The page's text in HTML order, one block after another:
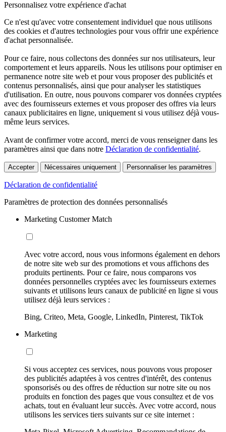
Personnalisez votre expérience d'achat
Ce n'est qu'avec votre consentement individuel que nous utilisons
des cookies et d'autres technologies pour vous offrir une expérience
d'achat personnalisée.
Pour ce faire, nous collectons des données sur nos utilisateurs, leur
comportement et leurs appareils. Nous les utilisons pour optimiser en
permanence notre site web et pour vous proposer des publicités et
contenus personnalisés, ainsi que pour analyser les statistiques
d'utilisation. En outre, nous pouvons comparer vos données cryptées
avec des fournisseurs externes et vous proposer des offres via leurs
canaux publicitaires en ligne, uniquement si vous utilisez déjà vous-
même leurs services.
Avant de confirmer votre accord, merci de vous renseigner dans les
paramètres ainsi que dans notre Déclaration de confidentialité.
Accepter Nécessaires uniquement Personnaliser les paramètres
Déclaration de confidentialité
Paramètres de protection des données personnalisés
Marketing Customer Match
Avec votre accord, nous vous informons également en dehors
de notre site web sur des promotions et vous affichons des
produits pertinents. Pour ce faire, nous comparons vos
données personnelles cryptées avec les fournisseurs externes
suivants et utilisons leurs canaux de publicité en ligne si vous
utilisez déjà leurs services :
Bing, Criteo, Meta, Google, LinkedIn, Pinterest, TikTok
Marketing
Si vous acceptez ces services, nous pouvons vous proposer
des publicités adaptées à vos centres d'intérêt, des contenus
sponsorisés ou des offres de réduction sur notre site ou nos
produits en fonction des pages que vous consultez et de vos
achats, tout en évaluant leur succès. Avec votre accord, nous
utilisons les services tiers suivants sur ce site internet :